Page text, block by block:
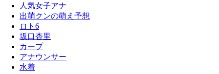
人気女子アナ
出萌クンの萌え予想
ロト6
坂口杏里
カープ
アナウンサー
水着